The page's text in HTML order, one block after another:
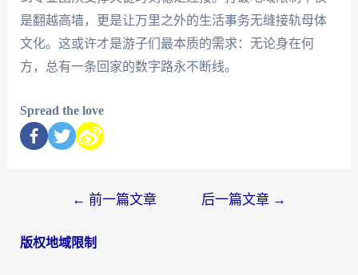
是翻越高墙，更是让万里之外的生活事务无缝接轨母体
文化。这或许才是游子们最本质的需求：无论身在何
方，总有一条回家的数字路永不断线。
Spread the love
← 前一篇文章 后一篇文章 →
版权地域限制